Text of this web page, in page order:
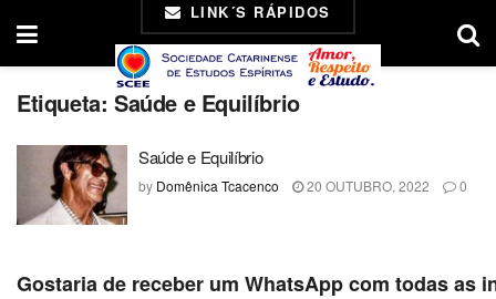
LINK´S RÁPIDOS
Etiqueta: Saúde e Equilíbrio
Saúde e Equilíbrio
by Domênica Tcacenco 20 OUTUBRO, 2022 0
Gostaria de receber um WhatsApp com todas